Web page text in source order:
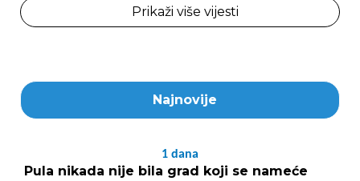
Prikaži više vijesti
Najnovije
1 dana
Pula nikada nije bila grad koji se nameće